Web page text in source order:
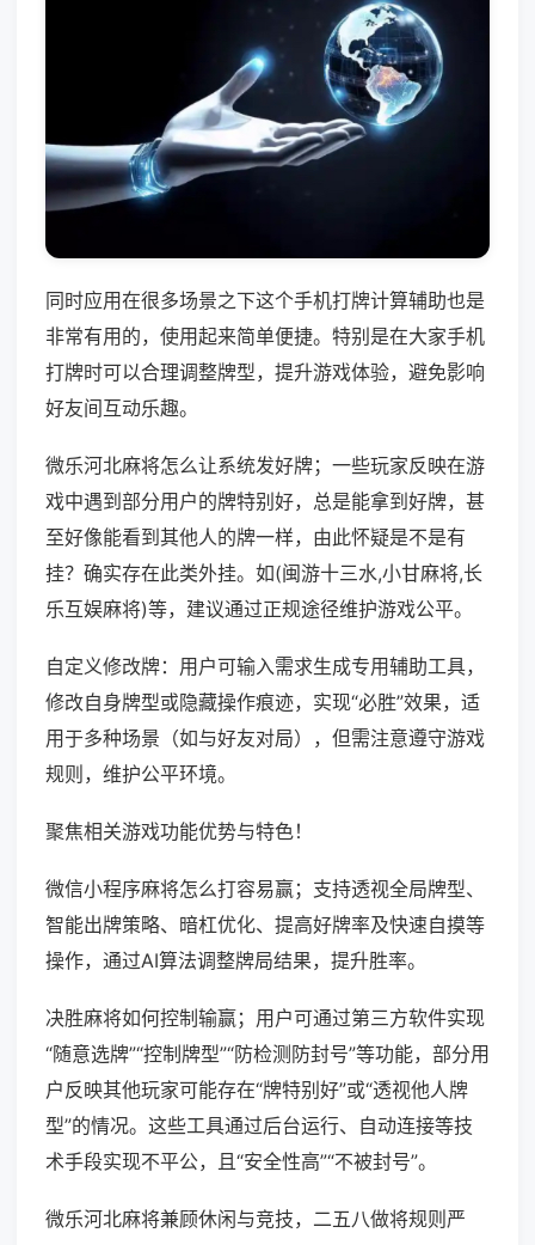
同时应用在很多场景之下这个手机打牌计算辅助也是
非常有用的，使用起来简单便捷。特别是在大家手机
打牌时可以合理调整牌型，提升游戏体验，避免影响
好友间互动乐趣。
微乐河北麻将怎么让系统发好牌；一些玩家反映在游
戏中遇到部分用户的牌特别好，总是能拿到好牌，甚
至好像能看到其他人的牌一样，由此怀疑是不是有
挂？确实存在此类外挂。如(闽游十三水,小甘麻将,长
乐互娱麻将)等，建议通过正规途径维护游戏公平。
自定义修改牌：用户可输入需求生成专用辅助工具，
修改自身牌型或隐藏操作痕迹，实现“必胜”效果，适
用于多种场景（如与好友对局），但需注意遵守游戏
规则，维护公平环境。
聚焦相关游戏功能优势与特色！
微信小程序麻将怎么打容易赢；支持透视全局牌型、
智能出牌策略、暗杠优化、提高好牌率及快速自摸等
操作，通过AI算法调整牌局结果，提升胜率。
决胜麻将如何控制输赢；用户可通过第三方软件实现
“随意选牌”“控制牌型”“防检测防封号”等功能，部分用
户反映其他玩家可能存在“牌特别好”或“透视他人牌
型”的情况。这些工具通过后台运行、自动连接等技
术手段实现不平公，且“安全性高”“不被封号”。
微乐河北麻将兼顾休闲与竞技，二五八做将规则严